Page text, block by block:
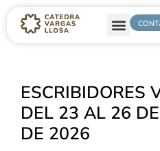
ESCRIBIDORES
DEL 23 AL 26
DE 2026